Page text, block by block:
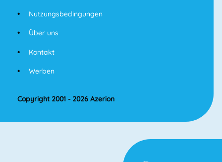
Nutzungsbedingungen
Über uns
Kontakt
Werben
Copyright 2001 - 2026 Azerion